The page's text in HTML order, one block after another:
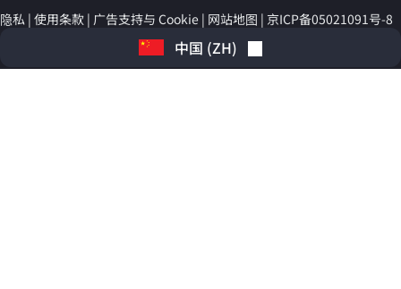
隐私 使用条款 广告支持与 Cookie 网站地图 京ICP备05021091号-8
中国 (ZH)